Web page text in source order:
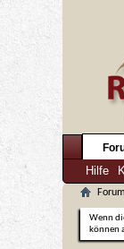
Hilfe
Forum
Wenn
können